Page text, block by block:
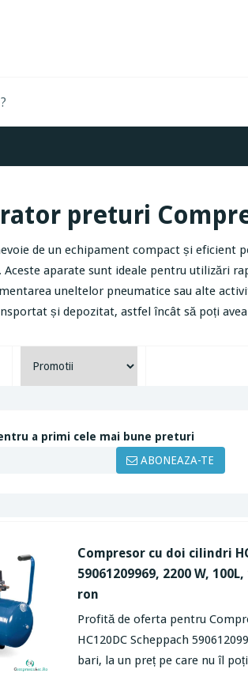
preturi
de un echipament compact și eficient
Aceste aparate sunt ideale pentru utilizări
uneltelor pneumatice sau alte
și depozitat, astfel încât să poți
a primi cele mai bune preturi
ABONEAZA-TE
Compresor cu doi cilindri
59061209969, 2200 W,
ron
Profită de oferta pentru
HC120DC Scheppach
bari, la un preț pe care nu îl